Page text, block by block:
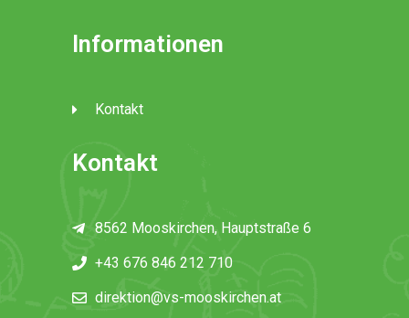
Informationen
Kontakt
Kontakt
8562 Mooskirchen, Hauptstraße 6
+43 676 846 212 710
direktion@vs-mooskirchen.at